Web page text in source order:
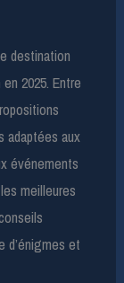
destination
2025. Entre
adaptées aux
événements
meilleures
d’énigmes et